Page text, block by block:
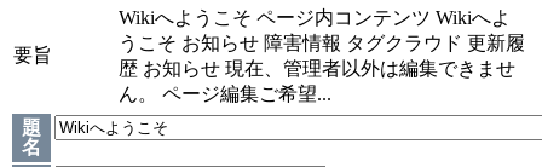
要旨
Wikiへようこそ ページ内コンテンツ Wikiへよ
うこそ お知らせ 障害情報 タグクラウド 更新履
歴 お知らせ 現在、管理者以外は編集できませ
ん。 ページ編集ご希望...
題
名